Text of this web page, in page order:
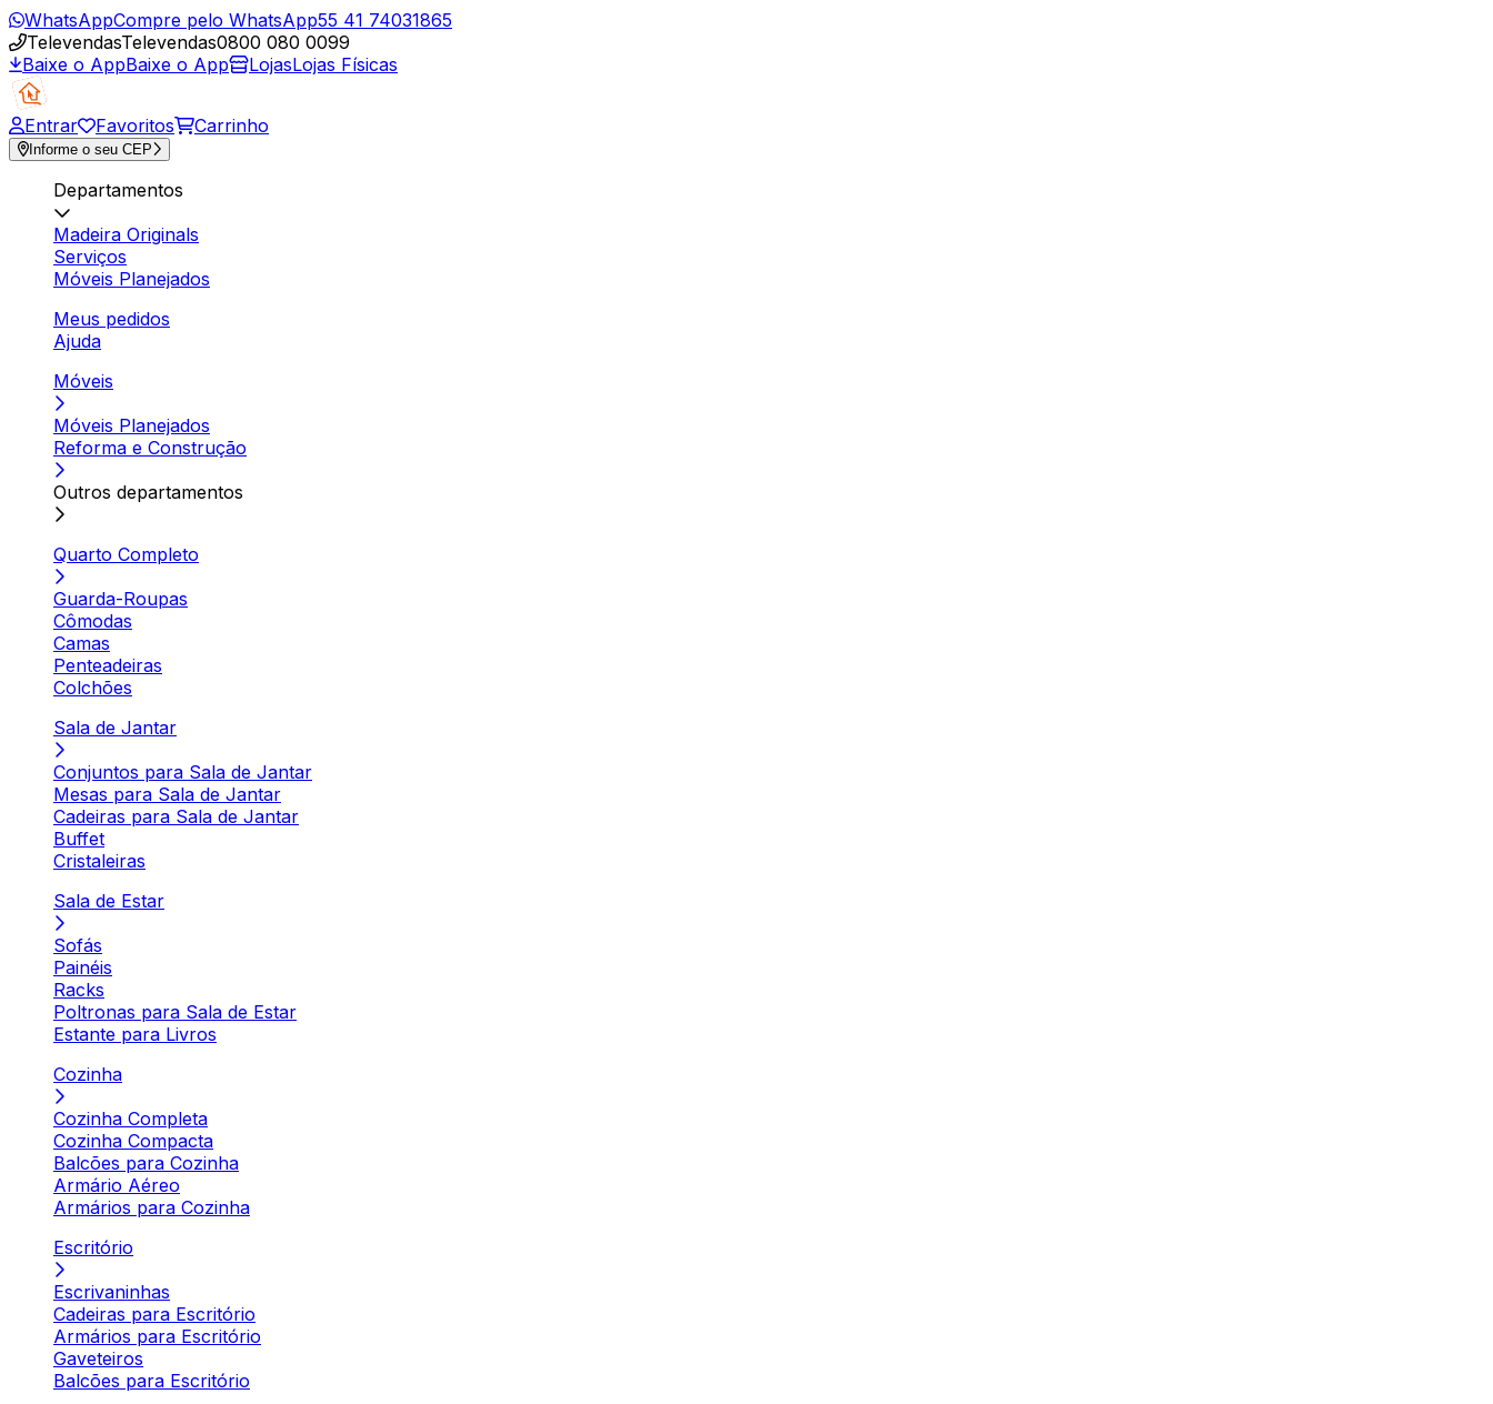
WhatsAppCompre pelo WhatsApp55 41 74031865
TelevendasTelevendas0800 080 0099
Baixe o AppBaixe o App LojasLojas Físicas
Entrar Favoritos Carrinho
Informe o seu CEP
Departamentos
Madeira Originals
Serviços
Móveis Planejados
Meus pedidos
Ajuda
Móveis
Móveis Planejados
Reforma e Construção
Outros departamentos
Quarto Completo
Guarda-Roupas
Cômodas
Camas
Penteadeiras
Colchões
Sala de Jantar
Conjuntos para Sala de Jantar
Mesas para Sala de Jantar
Cadeiras para Sala de Jantar
Buffet
Cristaleiras
Sala de Estar
Sofás
Painéis
Racks
Poltronas para Sala de Estar
Estante para Livros
Cozinha
Cozinha Completa
Cozinha Compacta
Balcões para Cozinha
Armário Aéreo
Armários para Cozinha
Escritório
Escrivaninhas
Cadeiras para Escritório
Armários para Escritório
Gaveteiros
Balcões para Escritório